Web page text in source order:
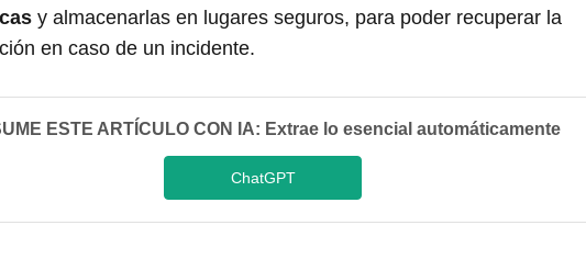
y almacenarlas en lugares seguros, para poder recuperar la
en caso de un incidente.
ESTE ARTÍCULO CON IA: Extrae lo esencial automáticamente
ChatGPT